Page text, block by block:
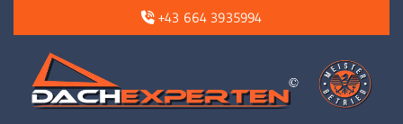
 +43 664 3935994